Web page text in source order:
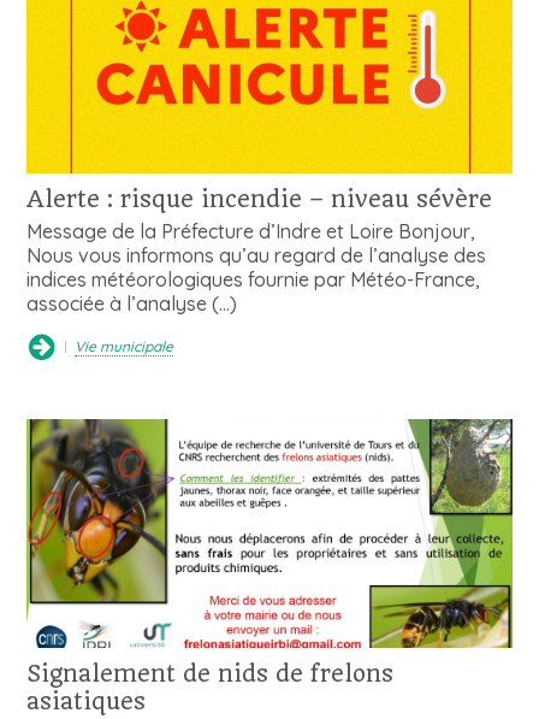
Alerte : risque incendie – niveau sévère
Message de la Préfecture d’Indre et Loire Bonjour,
Nous vous informons qu’au regard de l’analyse des
indices météorologiques fournie par Météo-France,
associée à l’analyse (…)
Vie municipale
Signalement de nids de frelons
asiatiques